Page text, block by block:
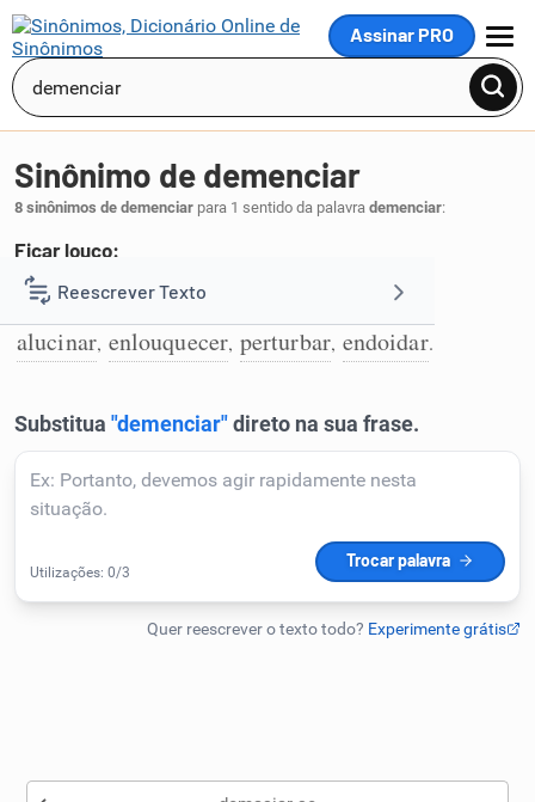
Assinar PRO
MENU
Reescrever Texto
Resumir Texto
Corrigir Texto
Detector de IA
Humanizador de IA
Sinônimo de demenciar
8 sinônimos de demenciar para 1 sentido da palavra demenciar:
Ficar louco:
1 alienar,adoidar endoidecer
alucinar, enlouquecer, perturbar, endoidar.